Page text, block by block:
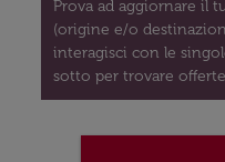
Prova ad aggiornare il
(origine e/o
interagisci con le
sotto per trovare